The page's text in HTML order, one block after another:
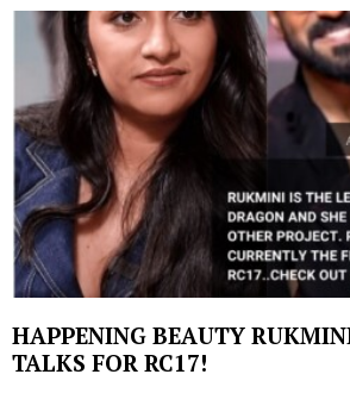
HAPPENING BEAUTY
TALKS FOR RC17!